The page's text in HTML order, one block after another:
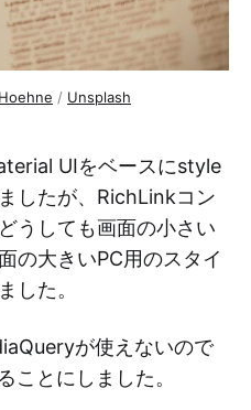
/ Unsplash
UIをベースにstyle
したが、RichLinkコン
うしても画面の小さい
の大きいPC用のスタイ
した。
が使えないので
ことにしました。